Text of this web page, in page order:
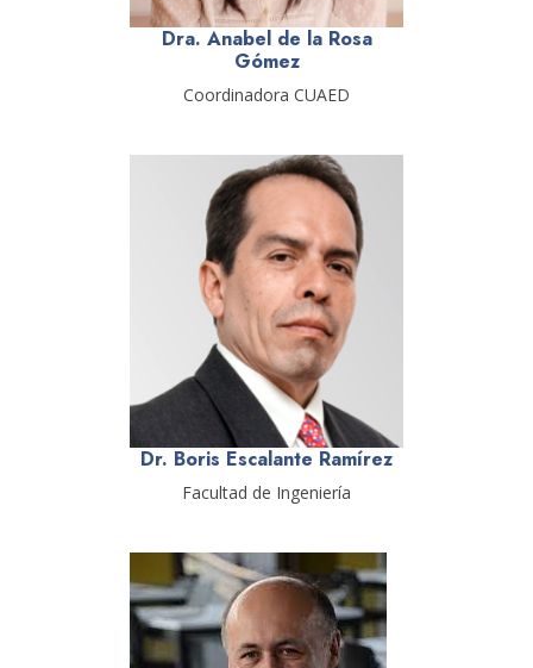
Dra. Anabel de la Rosa
Gómez
Coordinadora CUAED
Dr. Boris Escalante Ramírez
Facultad de Ingeniería